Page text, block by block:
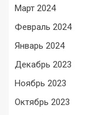
Март 2024
Февраль 2024
Январь 2024
Декабрь 2023
Ноябрь 2023
Октябрь 2023